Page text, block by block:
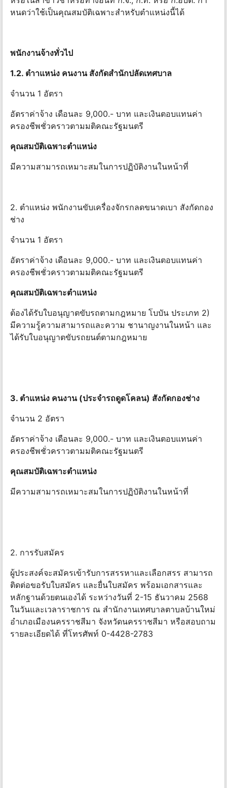
หนดว่าใช้เป็นคุณสมบัติเฉพาะสําหรับตําแหน่งนี้ได้
พนักงานจ้างทั่วไป
1.2. ตําาแหน่ง คนงาน สังกัดสํานักปลัดเทศบาล
จํานวน 1 อัตรา
อัตราค่าจ้าง เดือนละ 9,000.- บาท และเงินตอบแทนค่า
ครองชีพชั่วคราวตามมติคณะรัฐมนตรี
คุณสมบัติเฉพาะตําแหน่ง
มีความสามารถเหมาะสมในการปฏิบัติงานในหน้าที่
2. ตําแหน่ง พนักงานขับเครื่องจักรกลดขนาดเบา สังกัดกอง
ช่าง
จํานวน 1 อัตรา
อัตราค่าจ้าง เดือนละ 9,000.- บาท และเงินตอบแทนค่า
ครองชีพชั่วคราวตามมติคณะรัฐมนตรี
คุณสมบัติเฉพาะตําแหน่ง
ต้องได้รับใบอนุญาตขับรถตามกฎหมาย โบบัน ประเภท 2)
มีความรู้ความสามารถและความ ชานาญงานในหน้า และ
ได้รับใบอนุญาตขับรถยนต์ตามกฎหมาย
3. ตําแหน่ง คนงาน (ประจํารถดูดโคลน) สังกัดกองช่าง
จํานวน 2 อัตรา
อัตราค่าจ้าง เดือนละ 9,000.- บาท และเงินตอบแทนค่า
ครองชีพชั่วคราวตามมติคณะรัฐมนตรี
คุณสมบัติเฉพาะตําแหน่ง
มีความสามารถเหมาะสมในการปฏิบัติงานในหน้าที่
2. การรับสมัคร
ผู้ประสงค์จะสมัครเข้ารับการสรรหาและเลือกสรร สามารถ
ติดต่อขอรับใบสมัคร และยื่นใบสมัคร พร้อมเอกสารและ
หลักฐานด้วยตนเองได้ ระหว่างวันที่ 2-15 ธันวาคม 2568
ในวันและเวลาราชการ ณ สํานักงานเทศบาลตาบลบ้านใหม่
อําเภอเมืองนครราชสีมา จังหวัดนครราชสีมา หรือสอบถาม
รายละเอียดได้ ที่โทรศัพท์ 0-4428-2783